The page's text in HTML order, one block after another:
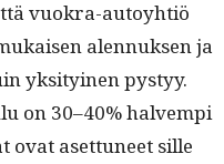
vuokra-autoy­htiö
alen­nuk­sen ja
yksi­tyi­nen pystyy.
on 30–40% halvem­pi
ovat aset­tuneet sille